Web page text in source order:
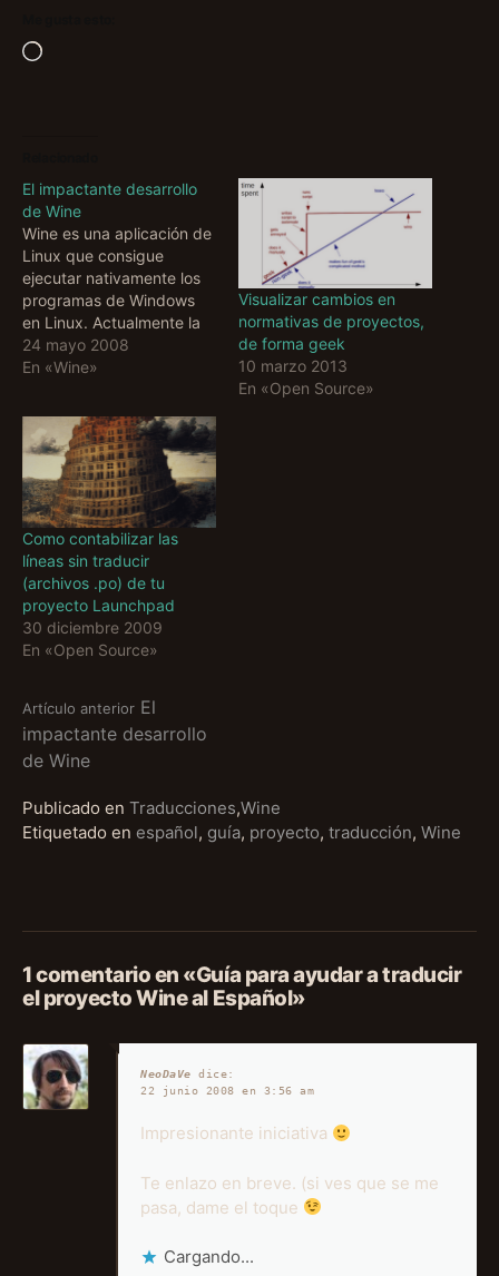
Cargando...
El impactante desarrollo
de Wine
Wine es una aplicación de
Linux que consigue
ejecutar nativamente los
programas de Windows
en Linux. Actualmente la
versión de la aplicación es
la 1.0-rc2 lanzada hoy
sorprendido como del dia
16 de mayo (cuando se
lanzo la versión 1.0-rc1)
al…
24 mayo 2008
En «Wine»
Visualizar cambios en
normativas de proyectos,
de forma geek
10 marzo 2013
En «Open Source»
Como contabilizar las
líneas sin traducir
(archivos .po) de tu
proyecto Launchpad
30 diciembre 2009
En «Open Source»
Seguir
leyendo
Artículo anterior El
impactante desarrollo
de Wine
Publicado en Traducciones,Wine
Etiquetado en español, guía, proyecto, traducción, Wine
1 comentario en «Guía para ayudar a traducir
el proyecto Wine al Español»
NeoDaVe
dice:
22 junio 2008 en 3:56 am
Impresionante iniciativa
Te enlazo en breve. (si ves que se me
pasa, dame el toque
Cargando...